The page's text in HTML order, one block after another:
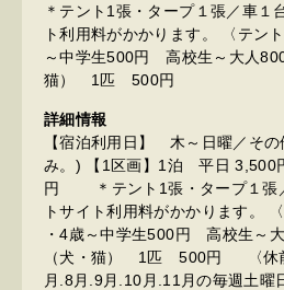
＊テント1張・タープ１張／車
ト利用料がかかります。 〈テン
～中学生500円 高校生～大人
猫） 1匹 500円
詳細情報
【宿泊利用日】 木～日曜／そ
み。) 【1区画】1泊 平日
円 ＊テント1張・タープ１
トサイト利用料がかかります。
・4歳～中学生500円 高校生～
（犬・猫） 1匹 500円 〈休
月.8月.9月.10月.11月の毎週土曜